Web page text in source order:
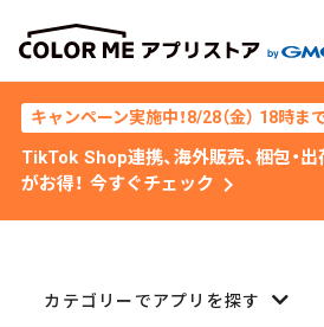
キャンペーン実施中！8/28（金） 18時ま
TikTok Shop連携、海外販売、梱包・
がお得！ 今すぐチェック chevron_right
カテゴリーでアプリを探す